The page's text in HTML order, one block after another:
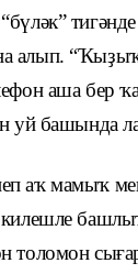
алып.
аша
уй башында
аҡ мамыҡ
килешле
толомон